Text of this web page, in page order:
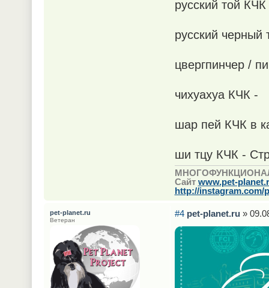
русский той
русский черный
цвергпинчер /
чихуахуа КЧК -
шар пей КЧК в
ши тцу КЧК -
Сайт www.pet-
http://instagram.com/
#4 pet-planet.ru »
pet-planet.ru
Ветеран